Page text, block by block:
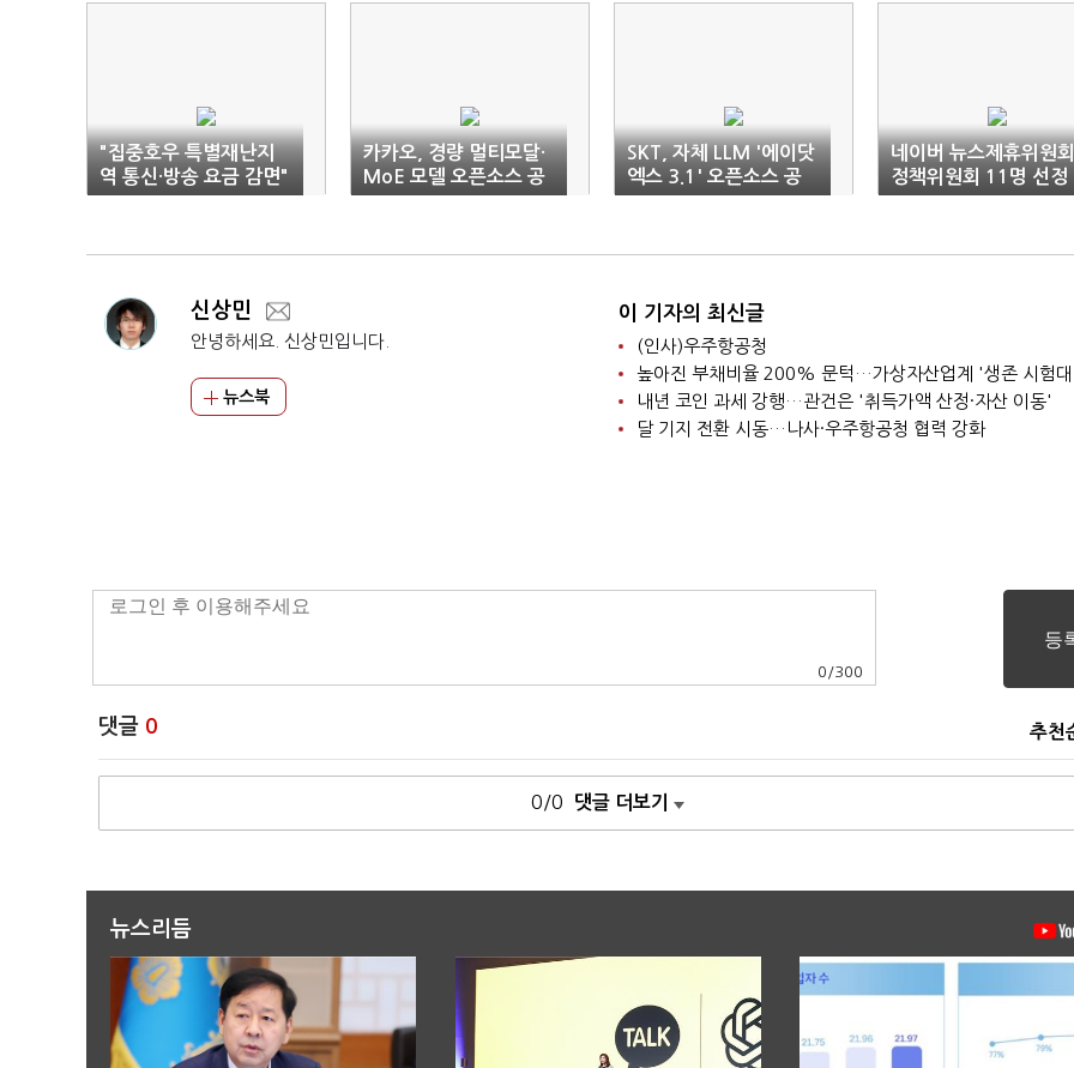
"집중호우 특별재난지
역 통신·방송 요금 감면"
카카오, 경량 멀티모달·
MoE 모델 오픈소스 공
개
SKT, 자체 LLM '에이닷
엑스 3.1' 오픈소스 공
개
네이버 뉴스제휴위원
정책위원회 11명 선정
신상민
안녕하세요. 신상민입니다.
뉴스북
이 기자의 최신글
(인사)우주항공청
높아진 부채비율 200% 문턱…가상자산업계 '생존 시험
내년 코인 과세 강행…관건은 '취득가액 산정·자산 이동'
달 기지 전환 시동…나사·우주항공청 협력 강화
0 /300
댓글 0 추천
0/0 댓글 더보기
뉴스리듬